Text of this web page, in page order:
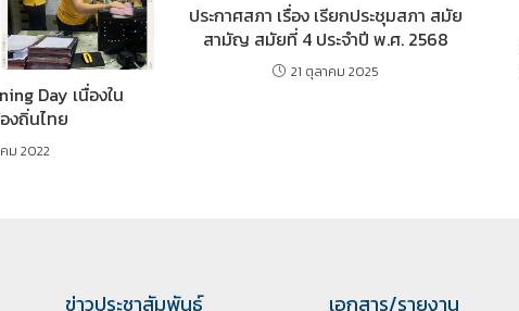
Day เนื่องใน
งถิ่นไทย
ม 2022
ประกาศสภา เรื่อง เรียกประชุมสภา สมัย
สามัญ สมัยที่ 4 ประจำปี พ.ศ. 2568
21 ตุลาคม 2025
ข่าวประชาสัมพันธ์ เอกสาร/รายงาน